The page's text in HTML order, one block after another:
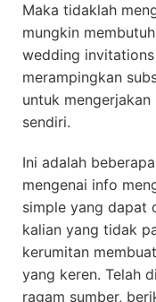
Maka tidaklah
mungkin
wedding
merampingkan
untuk
sendiri.
Ini adalah
mengenai info
simple yang dapat
kalian yang tidak
kerumitan
yang keren. Telah
ragam sumber,